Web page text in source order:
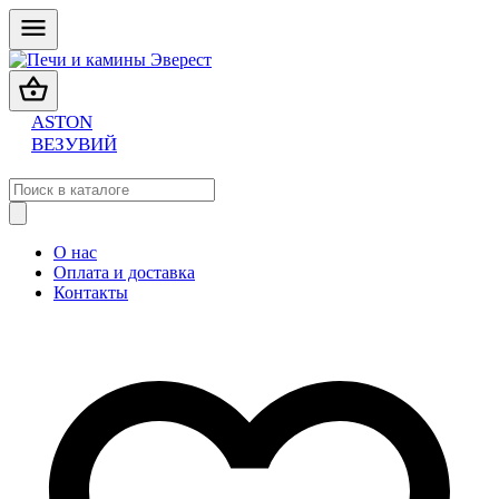
ASTON
ВЕЗУВИЙ
О нас
Оплата и доставка
Контакты